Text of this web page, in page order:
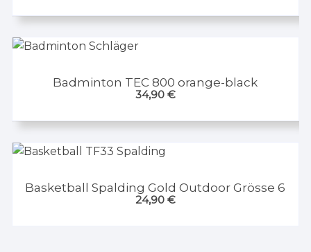
Badminton TEC 800 orange-black
34,90 €
Basketball Spalding Gold Outdoor Grösse 6
24,90 €